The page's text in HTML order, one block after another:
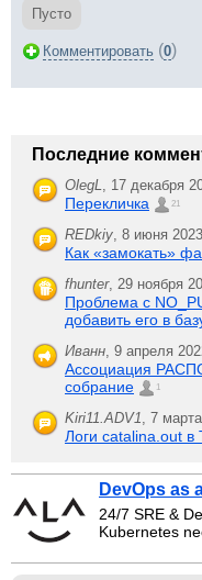
Пусто
Комментировать (0)
Последние
OlegL, 17 декабря
Перекличка 21
REDkiy, 8 июня
Как «замокать»
fhunter, 29 ноября
Проблема с
добавить его в
Иванн, 9 апреля
Ассоциация
собрание
1
Kiri11.ADV1, 7
Логи catalina.out в
DevOps as
24/7 SRE &
Kubernetes